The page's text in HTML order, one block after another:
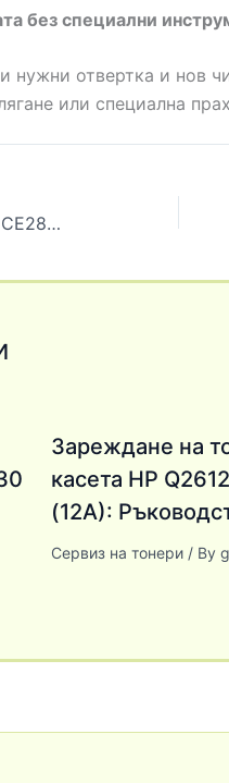
без специални
нужни отвертка и нов
или специална
Зареждане на тонер касета HP CE285A (85A) и Canon 725: Стъпка по стъпка
Зареждане на
касета HP
(12A):
Сервиз на тонери / By